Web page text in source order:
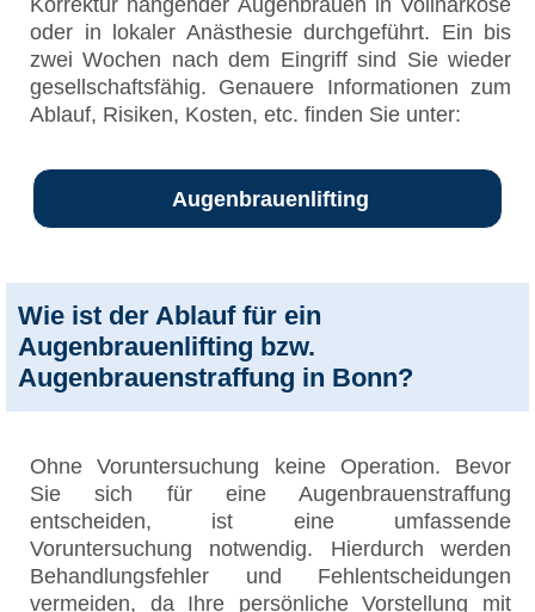
Korrektur hängender Augenbrauen in Vollnarkose
oder in lokaler Anästhesie durchgeführt. Ein bis
zwei Wochen nach dem Eingriff sind Sie wieder
gesellschaftsfähig. Genauere Informationen zum
Ablauf, Risiken, Kosten, etc. finden Sie unter:
Augenbrauenlifting
Wie ist der Ablauf für ein
Augenbrauenlifting bzw.
Augenbrauenstraffung in Bonn?
Ohne Voruntersuchung keine Operation. Bevor
Sie sich für eine Augenbrauenstraffung
entscheiden, ist eine umfassende
Voruntersuchung notwendig. Hierdurch werden
Behandlungsfehler und Fehlentscheidungen
vermeiden, da Ihre persönliche Vorstellung mit